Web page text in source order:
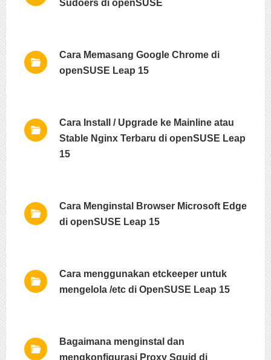
Sudoers di openSUSE
Cara Memasang Google Chrome di
openSUSE Leap 15
Cara Install / Upgrade ke Mainline atau
Stable Nginx Terbaru di openSUSE Leap
15
Cara Menginstal Browser Microsoft Edge
di openSUSE Leap 15
Cara menggunakan etckeeper untuk
mengelola /etc di OpenSUSE Leap 15
Bagaimana menginstal dan
mengkonfigurasi Proxy Squid di